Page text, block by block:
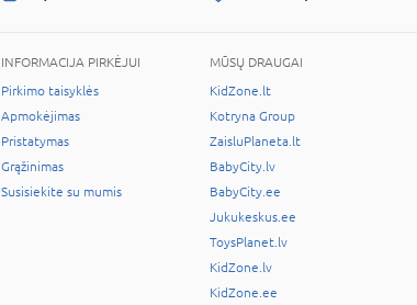
INFORMACIJA PIRKĖJUI
Pirkimo taisyklės
Apmokėjimas
Pristatymas
Grąžinimas
Susisiekite su mumis
MŪSŲ DRAUGAI
KidZone.lt
Kotryna Group
ZaisluPlaneta.lt
BabyCity.lv
BabyCity.ee
Jukukeskus.ee
ToysPlanet.lv
KidZone.lv
KidZone.ee